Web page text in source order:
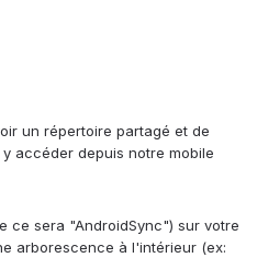
un répertoire partagé et de
accéder depuis notre mobile
ce sera "AndroidSync") sur votre
arborescence à l'intérieur (ex: